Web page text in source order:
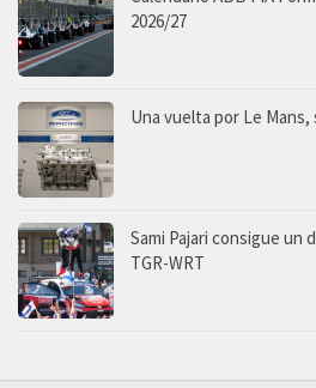
2026/27
Una vuelta por Le
Sami Pajari consigue un
TGR-WRT